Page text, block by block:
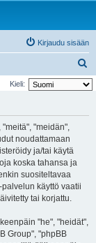
Kirjaudu sisään
t
Kieli:
"meidän",
noudattamaan
ja/tai käytä
koska tahansa ja
suositeltavaa
käyttö vaatii
tai korjattu.
"he", "heidät",
Group", "phpBB